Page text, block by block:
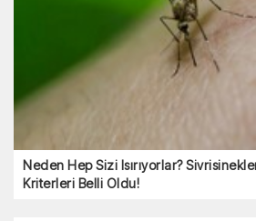
Neden Hep Sizi Isırıyorlar?
Kriterleri Belli Oldu!